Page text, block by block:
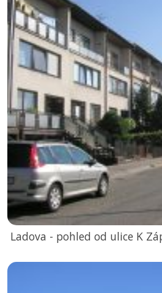
Ladova - pohled od ulice K